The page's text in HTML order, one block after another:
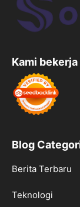
Kami
Blog
Berita Terbaru
Teknologi